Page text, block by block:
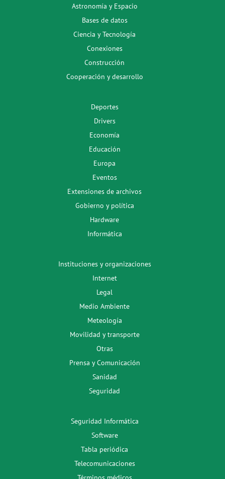
Astronomía y Espacio
Bases de datos
Ciencia y Tecnología
Conexiones
Construcción
Cooperación y desarrollo
Deportes
Drivers
Economía
Educación
Europa
Eventos
Extensiones de archivos
Gobierno y política
Hardware
Informática
Instituciones y organizaciones
Internet
Legal
Medio Ambiente
Meteología
Movilidad y transporte
Otras
Prensa y Comunicación
Sanidad
Seguridad
Seguridad Informática
Software
Tabla periódica
Telecomunicaciones